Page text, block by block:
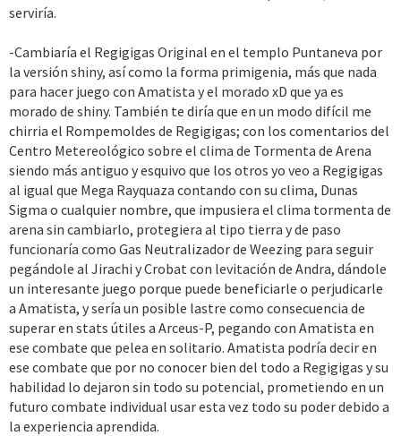
serviría.
-Cambiaría el Regigigas Original en el templo Puntaneva por
la versión shiny, así como la forma primigenia, más que nada
para hacer juego con Amatista y el morado xD que ya es
morado de shiny. También te diría que en un modo difícil me
chirria el Rompemoldes de Regigigas; con los comentarios del
Centro Metereológico sobre el clima de Tormenta de Arena
siendo más antiguo y esquivo que los otros yo veo a Regigigas
al igual que Mega Rayquaza contando con su clima, Dunas
Sigma o cualquier nombre, que impusiera el clima tormenta de
arena sin cambiarlo, protegiera al tipo tierra y de paso
funcionaría como Gas Neutralizador de Weezing para seguir
pegándole al Jirachi y Crobat con levitación de Andra, dándole
un interesante juego porque puede beneficiarle o perjudicarle
a Amatista, y sería un posible lastre como consecuencia de
superar en stats útiles a Arceus-P, pegando con Amatista en
ese combate que pelea en solitario. Amatista podría decir en
ese combate que por no conocer bien del todo a Regigigas y su
habilidad lo dejaron sin todo su potencial, prometiendo en un
futuro combate individual usar esta vez todo su poder debido a
la experiencia aprendida.